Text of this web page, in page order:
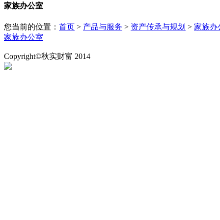
家族办公室
您当前的位置： 首页 > 产品与服务 > 资产传承与规划 > 家族办
家族办公室
Copyright©秋实财富 2014